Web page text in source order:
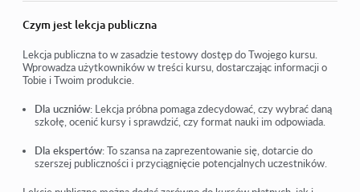
kuratora
Jak stworzyć zadanie dla różnych ofert
Jak stworzyć test z punktami i automatycznym
zatwierdzeniem
Czym jest lekcja publiczna
Lekcja publiczna to w zasadzie testowy dostęp do Twojego kursu.
Wprowadza użytkowników w treści kursu, dostarczając informacji o
Tobie i Twoim produkcie.
Dla uczniów: Lekcja próbna pomaga zdecydować, czy wybrać daną
szkołę, ocenić kursy i sprawdzić, czy format nauki im odpowiada.
Dla ekspertów: To szansa na zaprezentowanie się, dotarcie do
szerszej publiczności i przyciągnięcie potencjalnych uczestników.